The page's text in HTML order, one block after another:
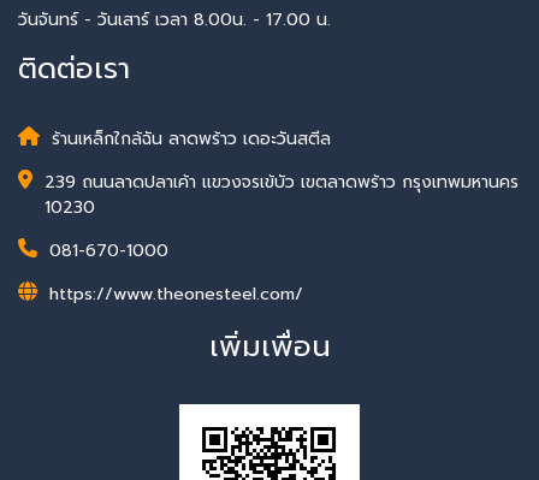
วันจันทร์ - วันเสาร์ เวลา 8.00น. - 17.00 น.
ติดต่อเรา
ร้านเหล็กใกล้ฉัน ลาดพร้าว เดอะวันสตีล
239 ถนนลาดปลาเค้า แขวงจรเข้บัว เขตลาดพร้าว กรุงเทพมหานคร
10230
081-670-1000
https://www.theonesteel.com/
เพิ่มเพื่อน